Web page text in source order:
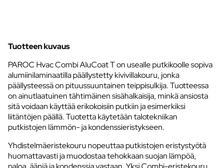
Tuotteen kuvaus
PAROC Hvac Combi AluCoat T on usealle putkikoolle sopiva
alumiinilaminaatilla päällystetty kivivillakouru, jonka
päällysteessä on pituussuuntainen teippisulkija. Tuotteessa
on ainutlaatuinen tähtimäinen sisähalkaisija, minkä ansiosta
sitä voidaan käyttää erikokoisiin putkiin ja esimerkiksi
liitäntöjen päällä. Tuotetta käytetään talotekniikan
putkistojen lämmön- ja kondenssieristykseen.
Yhdistelmäeristekouru nopeuttaa putkistojen eristystyötä
huomattavasti ja muodostaa tehokkaan suojan lämpöä,